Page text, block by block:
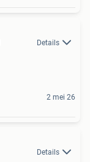
Details
2 mei 26
Details